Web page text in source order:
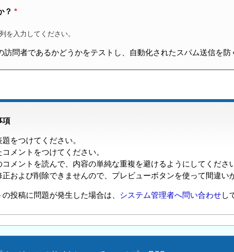
？
を入力してください。
訪問者であるかどうかをテストし、自動化されたスパム送信を防
項
をつけてください。
メントをつけてください。
メントを読んで、内容の単純な重複を避けるようにしてくださ
および削除できませんので、プレビューボタンを使って間違い
投稿に問題が発生した場合は、 システム管理者へ問い合わせし